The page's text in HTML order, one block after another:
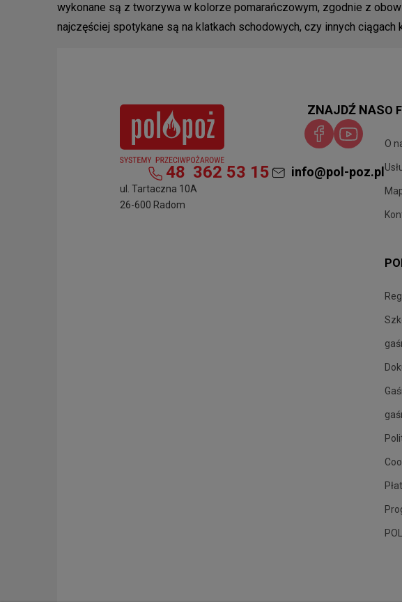
wykonane są z tworzywa w kolorze pomarańczowym, zgodnie z
najczęściej spotykane są na klatkach schodowych, czy innych ciągach
48 362 53 15 info@pol-poz.pl
ul. Tartaczna 10A
26-600 Radom
ZNAJDŹ NASO
O